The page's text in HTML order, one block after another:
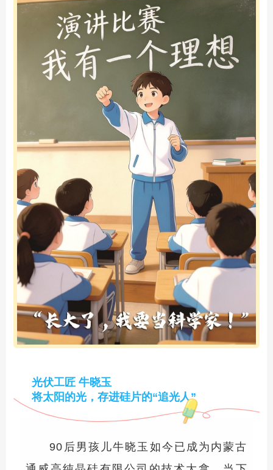
光伏工匠 牛晓玉
将太阳的光，存进硅片的“追光人”
90后男孩儿牛晓玉如今已成为内蒙古